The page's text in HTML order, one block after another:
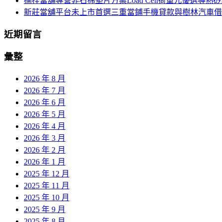
新莊當舖平台未上市首選三重當鋪手機貸款與樹林汽車
近期留言
彙整
2026 年 8 月
2026 年 7 月
2026 年 6 月
2026 年 5 月
2026 年 4 月
2026 年 3 月
2026 年 2 月
2026 年 1 月
2025 年 12 月
2025 年 11 月
2025 年 10 月
2025 年 9 月